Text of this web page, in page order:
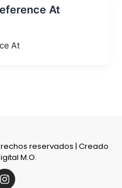
At
At
reservados | Creado
M.O.
I
n